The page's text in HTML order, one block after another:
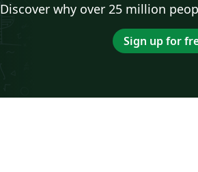
Discover why over 25 million
Sign up for